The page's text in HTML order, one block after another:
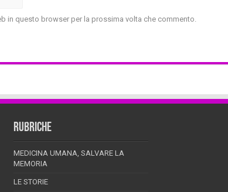
in questo browser per la prossima volta che commento.
RUBRICHE
MEDICINA UMANA, SALVARE LA
MEMORIA
LE STORIE